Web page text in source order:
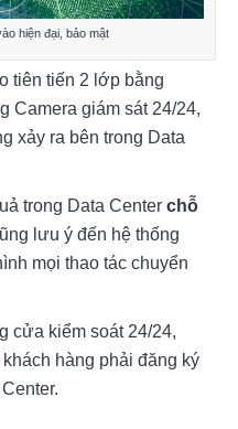
hiện đại, bảo mật
tiên tiến 2 lớp bằng
Camera giám sát 24/24,
xảy ra bên trong Data
trong Data Center chỗ
lưu ý đến hệ thống
mọi thao tác chuyển
cửa kiểm soát 24/24,
hàng phải đăng ký